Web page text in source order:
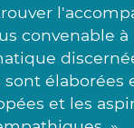
convenable à
sont élaborées
et les